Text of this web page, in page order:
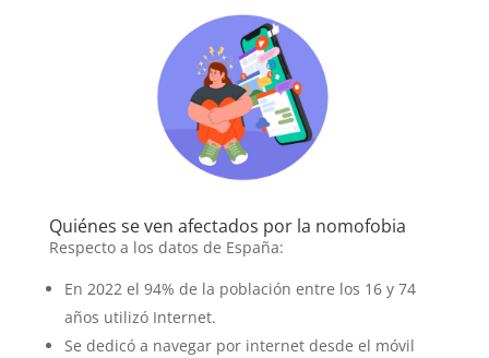
Quiénes se ven afectados por la nomofobia
Respecto a los datos de España:
En 2022 el 94% de la población entre los 16 y 74
años utilizó Internet.
Se dedicó a navegar por internet desde el móvil